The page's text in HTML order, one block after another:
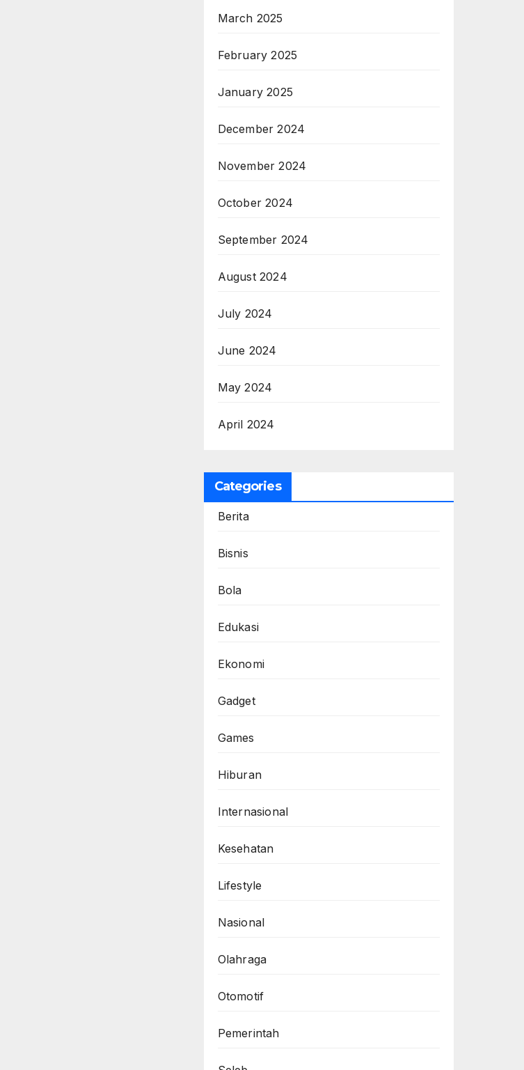
March 2025
February 2025
January 2025
December 2024
November 2024
October 2024
September 2024
August 2024
July 2024
June 2024
May 2024
April 2024
Categories
Berita
Bisnis
Bola
Edukasi
Ekonomi
Gadget
Games
Hiburan
Internasional
Kesehatan
Lifestyle
Nasional
Olahraga
Otomotif
Pemerintah